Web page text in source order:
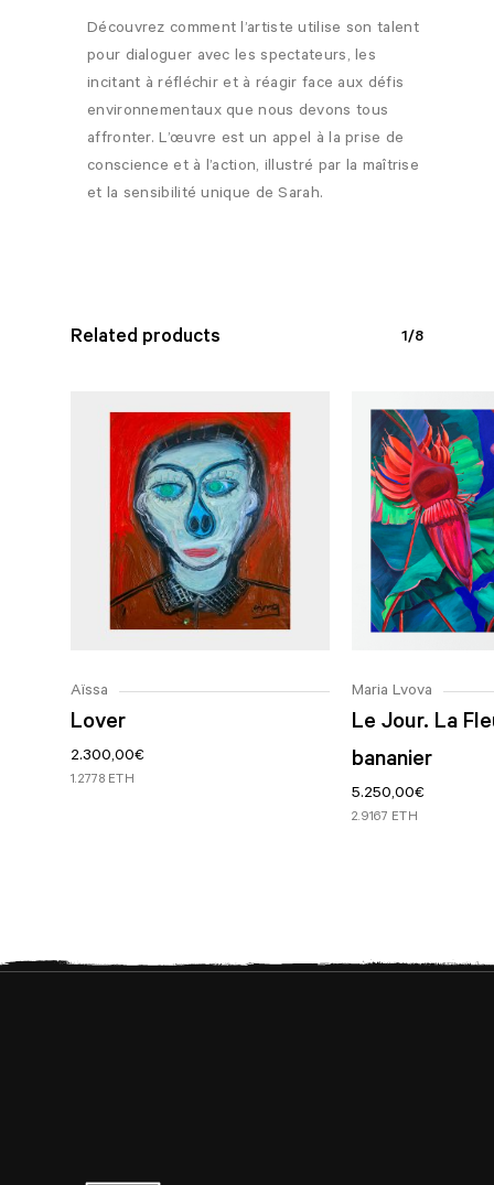
Découvrez comment l’artiste utilise son talent
pour dialoguer avec les spectateurs, les
incitant à réfléchir et à réagir face aux défis
environnementaux que nous devons tous
affronter. L’œuvre est un appel à la prise de
conscience et à l’action, illustré par la maîtrise
et la sensibilité unique de Sarah.
Related products 1/8
Aïssa
Lover
2.300,00€
1.2778 ETH
Maria Lvova
Le Jour. La
bananier
5.250,00€
2.9167 ETH